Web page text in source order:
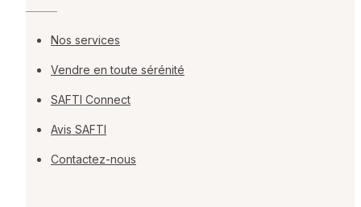
Nos services
Vendre en toute sérénité
SAFTI Connect
Avis SAFTI
Contactez-nous